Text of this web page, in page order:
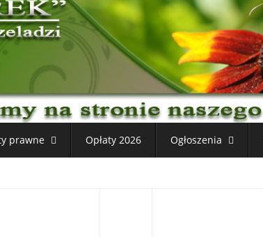
prawne Opłaty 2026 Ogłoszenia